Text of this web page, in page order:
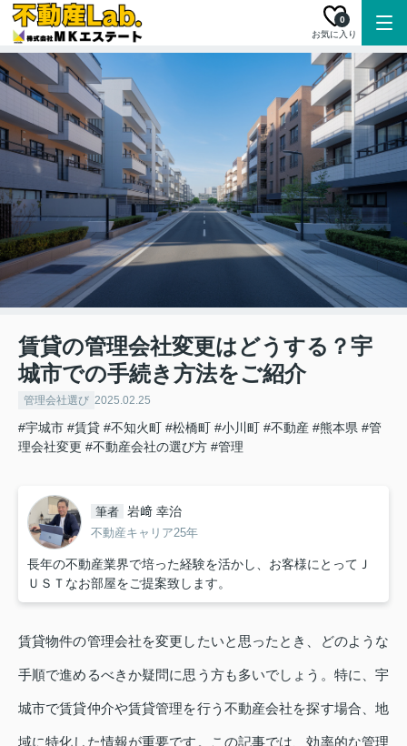
お気に入り
0
賃貸の管理会社変更はどうする？宇
城市での手続き方法をご紹介
管理会社選び 2025.02.25
#宇城市 #賃貸 #不知火町 #松橋町 #小川町 #不動産 #熊本県 #管
理会社変更 #不動産会社の選び方 #管理
筆者 岩﨑 幸治
不動産キャリア25年
長年の不動産業界で培った経験を活かし、お客様にとってＪ
ＵＳＴなお部屋をご提案致します。
賃貸物件の管理会社を変更したいと思ったとき、どのような
手順で進めるべきか疑問に思う方も多いでしょう。特に、宇
城市で賃貸仲介や賃貸管理を行う不動産会社を探す場合、地
域に特化した情報が重要です。この記事では、効率的な管理